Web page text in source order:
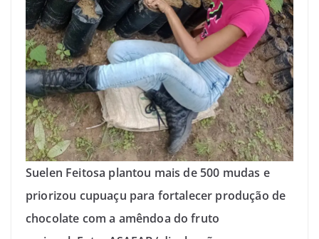
Suelen Feitosa plantou mais de 500 mudas e
priorizou cupuaçu para fortalecer produção de
chocolate com a amêndoa do fruto